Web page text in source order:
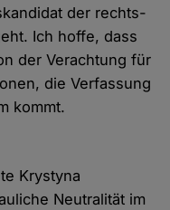
der rechts-
Ich hoffe, dass
der Verachtung für
die Verfassung
kommt.
Krystyna
Neutralität im